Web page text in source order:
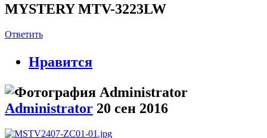
MYSTERY MTV-3223LW
Ответить
Нравится
Administrator 20 сен 2016